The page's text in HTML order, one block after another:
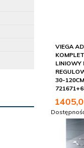
VIEGA
LINIOWY
30-
1405,